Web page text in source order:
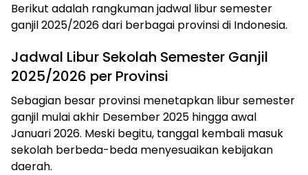
Berikut adalah rangkuman jadwal libur semester
ganjil 2025/2026 dari berbagai provinsi di Indonesia.
Jadwal Libur Sekolah Semester Ganjil
2025/2026 per Provinsi
Sebagian besar provinsi menetapkan libur semester
ganjil mulai akhir Desember 2025 hingga awal
Januari 2026. Meski begitu, tanggal kembali masuk
sekolah berbeda-beda menyesuaikan kebijakan
daerah.